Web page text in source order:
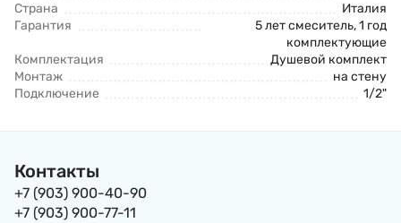
Страна
Италия
Гарантия
5 лет смеситель, 1 год
комплектующие
Комплектация
Душевой комплект
Монтаж
на стену
Подключение
1/2"
Контакты
+7 (903) 900-40-90
+7 (903) 900-77-11